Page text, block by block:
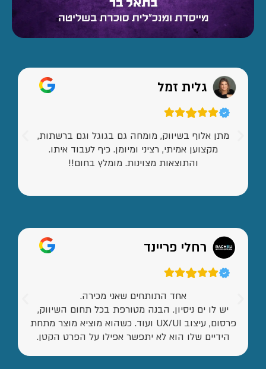
גלית זמל
מתן אלוף בשיווק, מומחה גם בגוגל וגם ברשתות,
מקצוען אמיתי, רציני ומיומן. כיף לעבוד איתו.
והתוצאות מצוינות. מומלץ בחום!!
רחלי פריינד
אחד התותחים שאני מכירה.
יש לו ים ניסיון. הבנה מטורפת בכל תחום השיווק,
פרסום, עיצוב UX/UI ועוד. כשהוא מוציא מוצר מתחת
הידיים שלו הוא לא יתפשר אפילו על הפרט הקטן.